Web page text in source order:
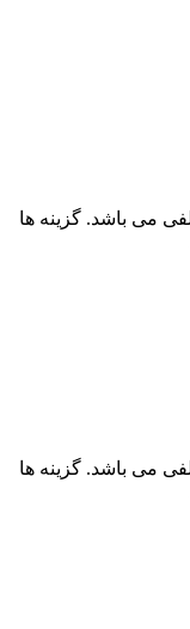
می باشد. گزینه ها
می باشد. گزینه ها